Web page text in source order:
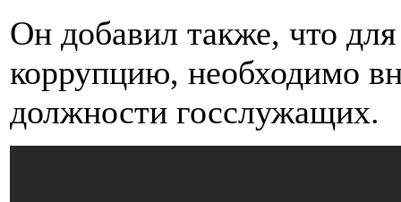
Он добавил также, что
коррупцию, необходимо
должности госслужащих.